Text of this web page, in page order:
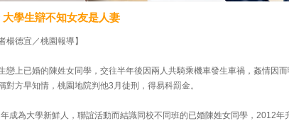
學生辯不知女友是人妻
楊德宜／桃園報導】
戀上已婚的陳姓女同學，交往半年後因兩人共騎乘機車發生車禍，姦情因
對方早知情，桃園地院判他3月徒刑，得易科罰金。
成為大學新鮮人，聯誼活動而結識同校不同班的已婚陳姓女同學，2012